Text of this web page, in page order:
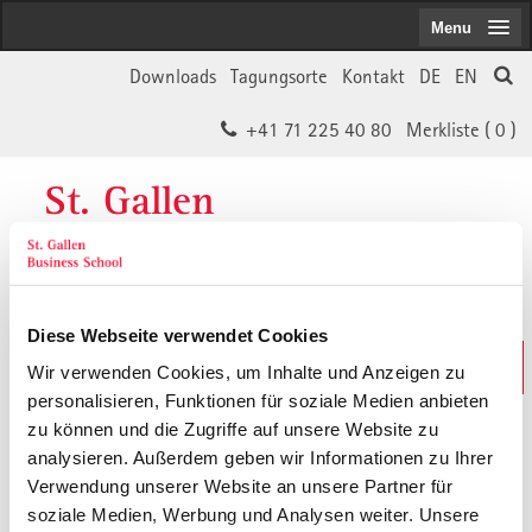
Diese Webseite verwendet Cookies
Wir verwenden Cookies, um Inhalte und Anzeigen zu
personalisieren, Funktionen für soziale Medien anbieten
zu können und die Zugriffe auf unsere Website zu
analysieren. Außerdem geben wir Informationen zu Ihrer
Verwendung unserer Website an unsere Partner für
soziale Medien, Werbung und Analysen weiter. Unsere
EN
DE
Kontakt
Tagungsorte
Downloads
Merkliste ( 0 )
+41 71 225 40 80
St. Gallen
Business School
Weiterbildungs-Suche
In 30 Sekunden das Passende finden
Menu
Der von Ihnen gesuchte Inhalt ist